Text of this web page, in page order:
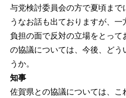
与党検討委員会の方で夏頃まで
うなお話も出ておりますが、一
負担の面で反対の立場をとって
の協議については、今後、どう
うか。
知事
佐賀県との協議については、こ